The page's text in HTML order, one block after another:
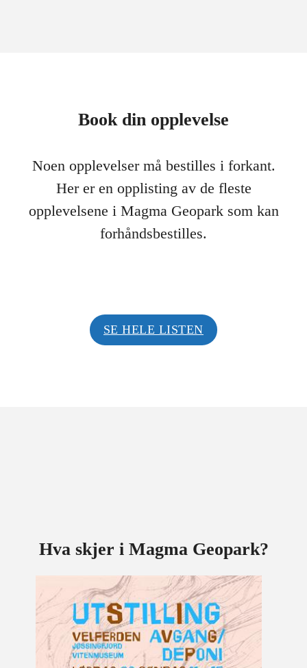
Book din opplevelse
Noen opplevelser må bestilles i forkant.
Her er en opplisting av de fleste
opplevelsene i Magma Geopark som kan
forhåndsbestilles.
SE HELE LISTEN
Hva skjer i Magma Geopark?